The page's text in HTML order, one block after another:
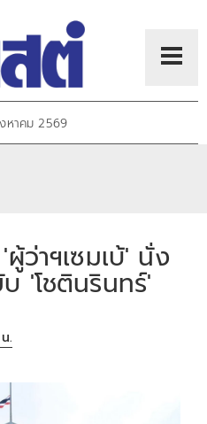
หาคม 2569
ว่าฯเซมเบ้' นั่ง
'โชตินรินทร์'
.